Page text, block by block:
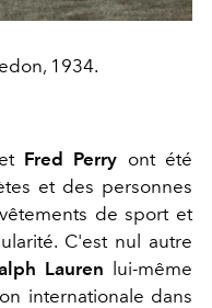
1934.
Fred Perry ont été
et des personnes
de sport et
C'est nul autre
Lauren lui-même
internationale dans